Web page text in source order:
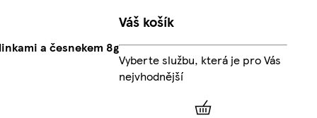
a česnekem 8g
Váš košík
Vyberte službu, která je pro Vás
nejvhodnější